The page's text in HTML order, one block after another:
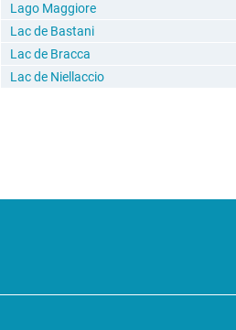
Lago Maggiore
Lac de Bastani
Lac de Bracca
Lac de Niellaccio